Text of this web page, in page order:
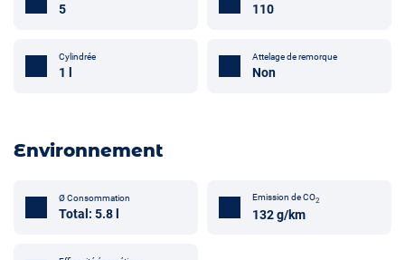
5 110
Cylindrée
1 l
Attelage de remorque
Non
Environnement
Ø Consommation
Total: 5.8 l
Emission de CO2
132 g/km